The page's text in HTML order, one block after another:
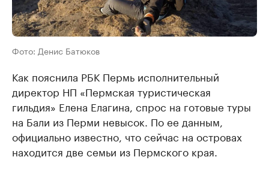
Фото: Денис Батюков
Как пояснила РБК Пермь исполнительный
директор НП «Пермская туристическая
гильдия» Елена Елагина, спрос на готовые туры
на Бали из Перми невысок. По ее данным,
официально известно, что сейчас на островах
находится две семьи из Пермского края.